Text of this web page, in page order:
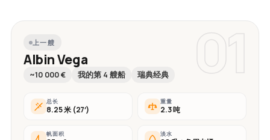
01
上一艘
Albin Vega
~10 000 € 我的第 4 艘船 瑞典经典
总长
8.25 米 (27′)
重量
2.3 吨
帆面积 淡水